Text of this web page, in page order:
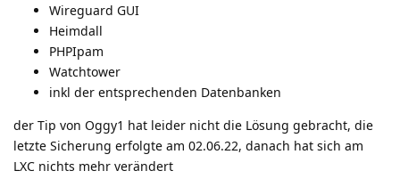
Wireguard GUI
Heimdall
PHPIpam
Watchtower
inkl der entsprechenden Datenbanken
der Tip von Oggy1 hat leider nicht die Lösung gebracht, die
letzte Sicherung erfolgte am 02.06.22, danach hat sich am
LXC nichts mehr verändert